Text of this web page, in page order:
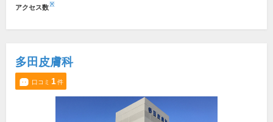
アクセス数※
多田皮膚科
口コミ 1件